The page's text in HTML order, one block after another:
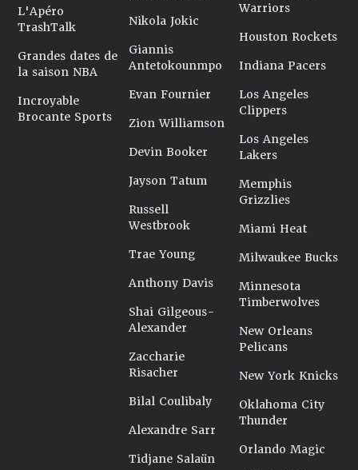
L'Apéro
TrashTalk
Grandes dates de
la saison NBA
Incroyable
Brocante Sports
Nikola Jokic
Giannis
Antetokounmpo
Evan Fournier
Zion Williamson
Devin Booker
Jayson Tatum
Russell
Westbrook
Trae Young
Anthony Davis
Shai Gilgeous-
Alexander
Zaccharie
Risacher
Bilal Coulibaly
Alexandre Sarr
Tidjane Salaün
Warriors
Houston Rockets
Indiana Pacers
Los Angeles
Clippers
Los Angeles
Lakers
Memphis
Grizzlies
Miami Heat
Milwaukee Bucks
Minnesota
Timberwolves
New Orleans
Pelicans
New York Knicks
Oklahoma City
Thunder
Orlando Magic